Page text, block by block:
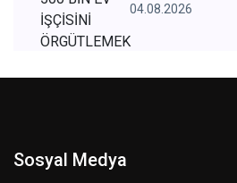
04.08.2026
Sosyal Medya